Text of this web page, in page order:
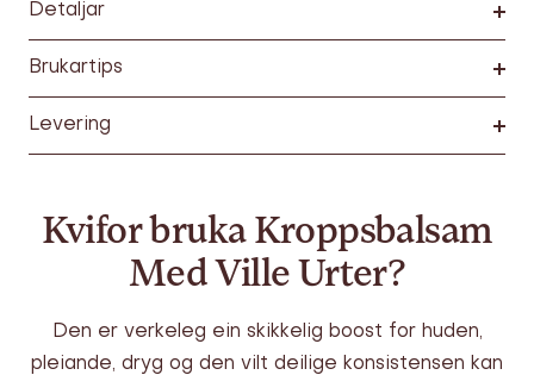
Detaljar
Brukartips
Levering
Kvifor bruka Kroppsbalsam
Med Ville Urter?
Den er verkeleg ein skikkelig boost for huden,
pleiande, dryg og den vilt deilige konsistensen kan